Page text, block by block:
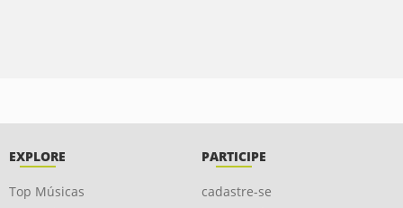
EXPLORE
Top Músicas
PARTICIPE
cadastre-se